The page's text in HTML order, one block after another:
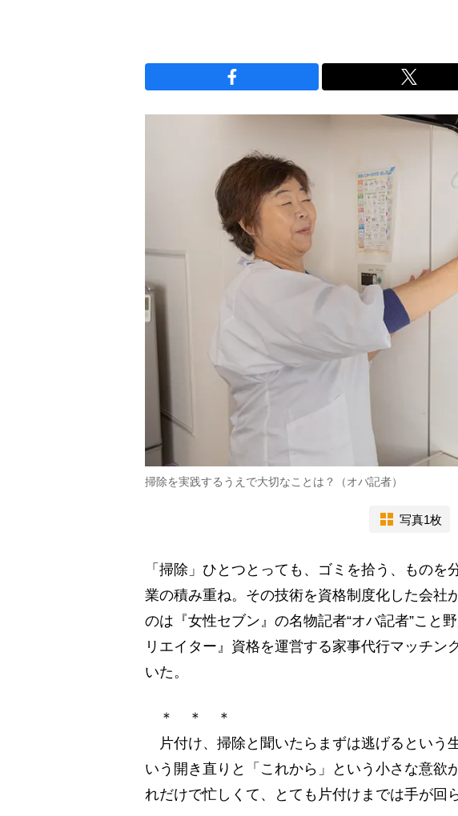
掃除を実践するうえで大切なことは？（オバ記者）
写真1枚
「掃除」ひとつとっても、ゴミを拾う、もの
業の積み重ね。その技術を資格制度化した会社
のは『女性セブン』の名物記者“オバ記者”こと
リエイター』資格を運営する家事代行マッチン
いた。
＊ ＊ ＊
片付け、掃除と聞いたらまずは逃げるという
いう開き直りと「これから」という小さな意欲
れだけで忙しくて、とても片付けまでは手が回